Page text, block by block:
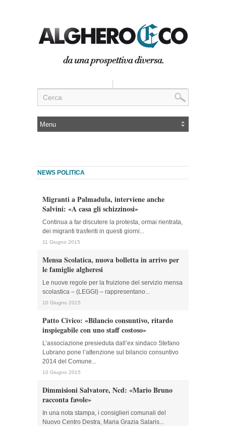
NEWS POLITICA
Migranti a Palmadula, interviene anche
Salvini: «A casa gli schizzinosi»
Continua a far discutere la protesta, ormai rientrata,
dei migranti trasferiti in questi giorni...
11 Giugno 2015
Mensa Scolatica, nuova bolletta in arrivo per
le famiglie algheresi
Le nuove regole per la fruizione del servizio mensa
scolastica – (LEGGI) – rappresentano...
10 Giugno 2015
Patto Civico: «Bilancio consuntivo, ritardo
inspiegabile con uno staff costoso»
L’associazione presieduta dall’ex sindaco Stefano
Lubrano pone l’attenzione sul bilancio consuntivo
2014 del Comune...
10 Giugno 2015
Dimmisioni Salvatore, Ncd: «Mario Bruno
racconta favole»
In una nota stampa, i consiglieri comunali del
Nuovo Centro Destra, Maria Grazia Salaris...